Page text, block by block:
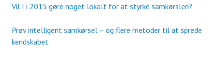
Vil I i 2015 gøre noget lokalt for at styrke samkørslen?
Prøv intelligent samkørsel – og flere metoder til at sprede
kendskabet